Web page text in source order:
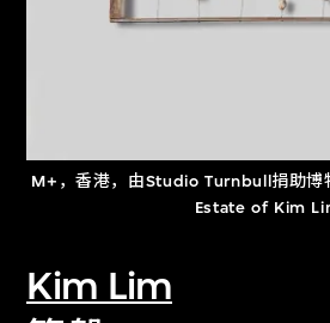
M+，香港，由Studio Turnbull捐助
Estate of Kim
Kim Lim
关于M+藏品